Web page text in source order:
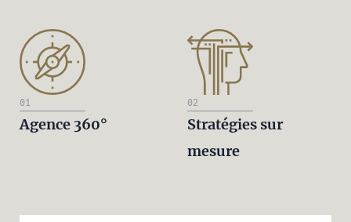
01
Agence 360°
02
Stratégies sur
mesure